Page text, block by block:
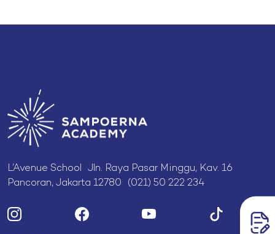
L’Avenue School Jln. Raya Pasar Minggu, Kav. 16
Pancoran, Jakarta 12780 (021) 50 222 234